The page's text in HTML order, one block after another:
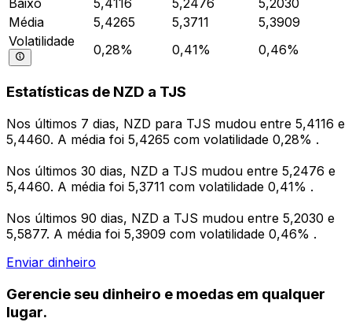
Média
5,4265 5,3711
5,3909
Volatilidade
0,28% 0,41% 0,46%
Estatísticas de NZD a TJS
Nos últimos 7 dias, NZD para TJS mudou entre 5,4116 e
5,4460. A média foi 5,4265 com volatilidade 0,28% .
Nos últimos 30 dias, NZD a TJS mudou entre 5,2476 e
5,4460. A média foi 5,3711 com volatilidade 0,41% .
Nos últimos 90 dias, NZD a TJS mudou entre 5,2030 e
5,5877. A média foi 5,3909 com volatilidade 0,46% .
Enviar dinheiro
Gerencie seu dinheiro e moedas em qualquer
lugar.